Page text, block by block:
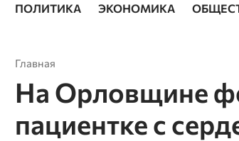
ПОЛИТИКА ЭКОНОМИКА
Главная
На Орловщине
пациентке с